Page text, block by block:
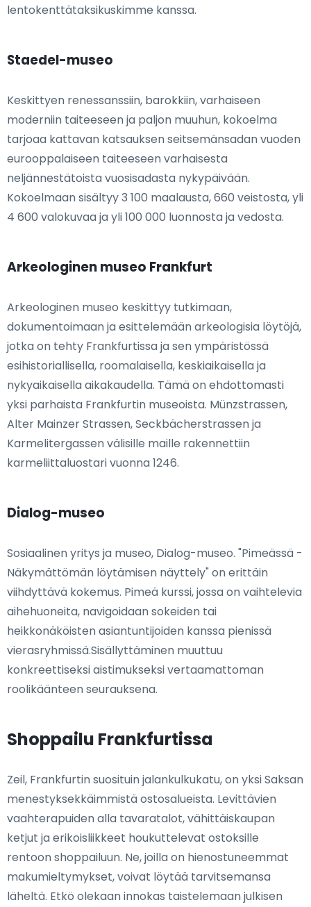
lentokenttätaksikuskimme kanssa.
Staedel-museo
Keskittyen renessanssiin, barokkiin, varhaiseen
moderniin taiteeseen ja paljon muuhun, kokoelma
tarjoaa kattavan katsauksen seitsemänsadan vuoden
eurooppalaiseen taiteeseen varhaisesta
neljännestätoista vuosisadasta nykypäivään.
Kokoelmaan sisältyy 3 100 maalausta, 660 veistosta, yli
4 600 valokuvaa ja yli 100 000 luonnosta ja vedosta.
Arkeologinen museo Frankfurt
Arkeologinen museo keskittyy tutkimaan,
dokumentoimaan ja esittelemään arkeologisia löytöjä,
jotka on tehty Frankfurtissa ja sen ympäristössä
esihistoriallisella, roomalaisella, keskiaikaisella ja
nykyaikaisella aikakaudella. Tämä on ehdottomasti
yksi parhaista Frankfurtin museoista. Münzstrassen,
Alter Mainzer Strassen, Seckbächerstrassen ja
Karmelitergassen välisille maille rakennettiin
karmeliittaluostari vuonna 1246.
Dialog-museo
Sosiaalinen yritys ja museo, Dialog-museo. "Pimeässä -
Näkymättömän löytämisen näyttely" on erittäin
viihdyttävä kokemus. Pimeä kurssi, jossa on vaihtelevia
aihehuoneita, navigoidaan sokeiden tai
heikkonäköisten asiantuntijoiden kanssa pienissä
vierasryhmissä.Sisällyttäminen muuttuu
konkreettiseksi aistimukseksi vertaamattoman
roolikäänteen seurauksena.
Shoppailu Frankfurtissa
Zeil, Frankfurtin suosituin jalankulkukatu, on yksi Saksan
menestyksekkäimmistä ostosalueista. Levittävien
vaahterapuiden alla tavaratalot, vähittäiskaupan
ketjut ja erikoisliikkeet houkuttelevat ostoksille
rentoon shoppailuun. Ne, joilla on hienostuneemmat
makumieltymykset, voivat löytää tarvitsemansa
läheltä. Etkö olekaan innokas taistelemaan julkisen